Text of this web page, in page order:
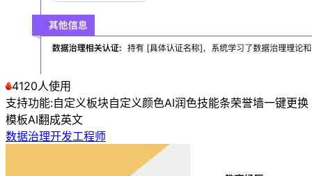
4120人使用
支持功能:自定义板块自定义颜色AI润色技能条荣誉墙一键更换
模板AI翻成英文
数据治理开发工程师